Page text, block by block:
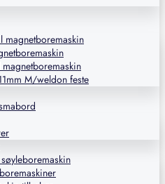
magnetboremaskin
M/weldon feste